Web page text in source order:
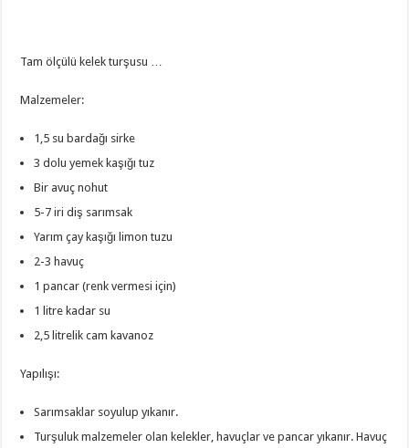
Tam ölçülü kelek turşusu …
Malzemeler:
1,5 su bardağı sirke
3 dolu yemek kaşığı tuz
Bir avuç nohut
5-7 iri diş sarımsak
Yarım çay kaşığı limon tuzu
2-3 havuç
1 pancar (renk vermesi için)
1 litre kadar su
2,5 litrelik cam kavanoz
Yapılışı:
Sarımsaklar soyulup yıkanır.
Turşuluk malzemeler olan kelekler, havuçlar ve pancar yıkanır. Havuç